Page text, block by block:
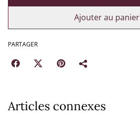
Ajouter au panier
PARTAGER
Articles connexes